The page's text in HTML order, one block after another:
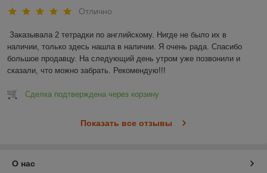
Отлично
Заказывала 2 тетрадки по английскому. Нигде не было их в
наличии, только здесь нашла в наличии. Я очень рада. Спасибо
большое продавцу. На следующий день утром уже позвонили и
сказали, что можно забрать. Рекомендую!!!
Сделка подтверждена через корзину
Показать все отзывы
О нас